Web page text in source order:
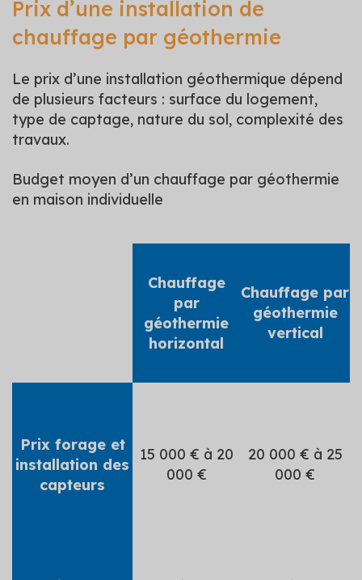
Prix d’une installation de
chauffage par géothermie
Le prix d’une installation géothermique dépend
de plusieurs facteurs : surface du logement,
type de captage, nature du sol, complexité des
travaux.
Budget moyen d’un chauffage par géothermie
en maison individuelle
Chauffage
par
géothermie
horizontal
Chauffage par
géothermie
vertical
Prix forage et
installation des
capteurs
15 000 € à 20
000 €
20 000 € à 25
000 €